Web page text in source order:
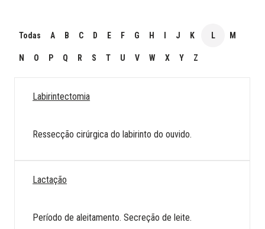
Todas A B C D E F G H J K L M
N O P Q R S T U V W X Y Z
Labirintectomia
Ressecção cirúrgica do labirinto do ouvido.
Lactação
Período de aleitamento. Secreção de leite.